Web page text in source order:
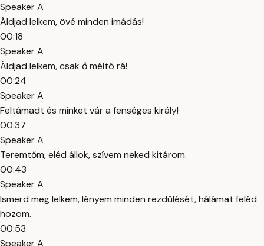
Speaker A
Áldjad lelkem, övé minden imádás!
00:18
Speaker A
Áldjad lelkem, csak ő méltó rá!
00:24
Speaker A
Feltámadt és minket vár a fenséges király!
00:37
Speaker A
Teremtőm, eléd állok, szívem neked kitárom.
00:43
Speaker A
Ismerd meg lelkem, lényem minden rezdülését, hálámat feléd
hozom.
00:53
Speaker A